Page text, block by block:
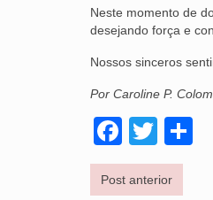
Neste momento de
desejando força e
Nossos sinceros
Por Caroline P.
Post anterior